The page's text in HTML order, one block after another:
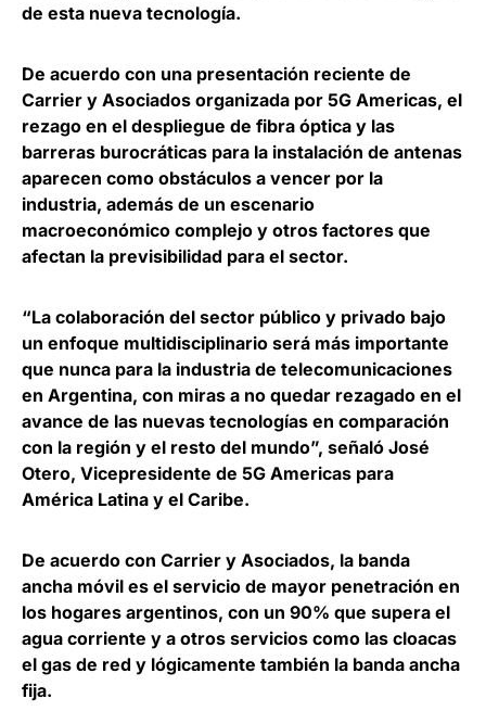
de esta nueva tecnología.
De acuerdo con una presentación reciente de
Carrier y Asociados organizada por 5G Americas, el
rezago en el despliegue de fibra óptica y las
barreras burocráticas para la instalación de antenas
aparecen como obstáculos a vencer por la
industria, además de un escenario
macroeconómico complejo y otros factores que
afectan la previsibilidad para el sector.
“La colaboración del sector público y privado bajo
un enfoque multidisciplinario será más importante
que nunca para la industria de telecomunicaciones
en Argentina, con miras a no quedar rezagado en el
avance de las nuevas tecnologías en comparación
con la región y el resto del mundo”, señaló José
Otero, Vicepresidente de 5G Americas para
América Latina y el Caribe.
De acuerdo con Carrier y Asociados, la banda
ancha móvil es el servicio de mayor penetración en
los hogares argentinos, con un 90% que supera el
agua corriente y a otros servicios como las cloacas
el gas de red y lógicamente también la banda ancha
fija.